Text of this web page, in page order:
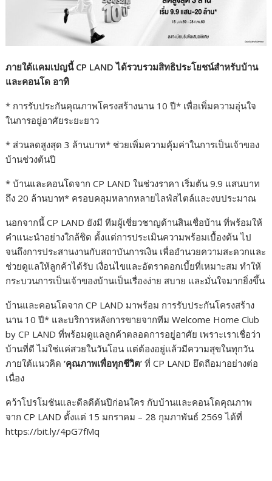
ภายใต้แคมเปญนี้ CP LANDได้รวบรวมสิทธิประโยชน์สำหรับบ้าน
และคอนโด อาทิ
* การรับประกันคุณภาพโครงสร้างนาน 10 ปี* เพื่อเพิ่มความอุ่นใจ
ในการอยู่อาศัยระยะยาว
* ส่วนลดสูงสุด 3 ล้านบาท* ช่วยเพิ่มความคุ้มค่าในการเป็นเจ้าของ
บ้านช่วงต้นปี
* บ้านและคอนโดจาก CP LAND ในช่วงราคา เริ่มต้น 9.9 แสนบาท
ถึง 20 ล้านบาท* ครอบคลุมหลากหลายไลฟ์สไตล์และงบประมาณ
นอกจากนี้ CP LAND ยังมี ทีมผู้เชี่ยวชาญด้านสินเชื่อบ้าน ที่พร้อมให้
คำแนะนำอย่างใกล้ชิด ตั้งแต่การประเมินความพร้อมเบื้องต้น ไป
จนถึงการประสานงานกับสถาบันการเงิน เพื่ออำนวยความสะดวกและ
ช่วยดูแลให้ลูกค้าได้รับ เงื่อนไขและอัตราดอกเบี้ยที่เหมาะสม ทำให้
กระบวนการเป็นเจ้าของบ้านเป็นเรื่องง่าย สบาย และมั่นใจมากยิ่งขึ้น
บ้านและคอนโดจาก CP LAND มาพร้อม การรับประกันโครงสร้าง
นาน 10 ปี* และบริการหลังการขายจากทีม Welcome Home Club
by CP LAND ที่พร้อมดูแลลูกค้าตลอดการอยู่อาศัย เพราะเราเชื่อว่า
บ้านที่ดี ไม่ใช่แค่สวยในวันโอน แต่ต้องอยู่แล้วมีความสุขในทุกวัน
ภายใต้แนวคิด‘คุณภาพเพื่อทุกชีวิต’ ที่ CP LAND ยึดถือมาอย่างต่อ
เนื่อง
คว้าโปรโมชันและดีลดีต้นปีก่อนใคร กับบ้านและคอนโดคุณภาพ
จาก CP LAND ตั้งแต่ 15 มกราคม – 28 กุมภาพันธ์ 2569 ได้ที่
https://bit.ly/4pG7fMq